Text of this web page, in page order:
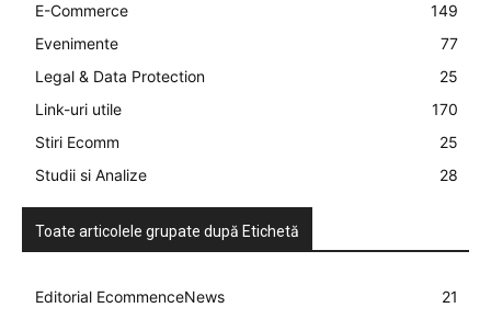
E-Commerce
149
Evenimente
77
Legal & Data Protection
25
Link-uri utile
170
Stiri Ecomm
25
Studii si Analize
28
Toate articolele grupate după Etichetă
Editorial EcommenceNews
21